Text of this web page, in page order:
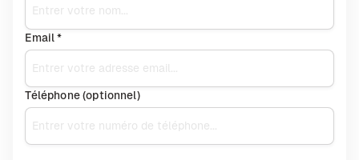
Email *
Téléphone (optionnel)